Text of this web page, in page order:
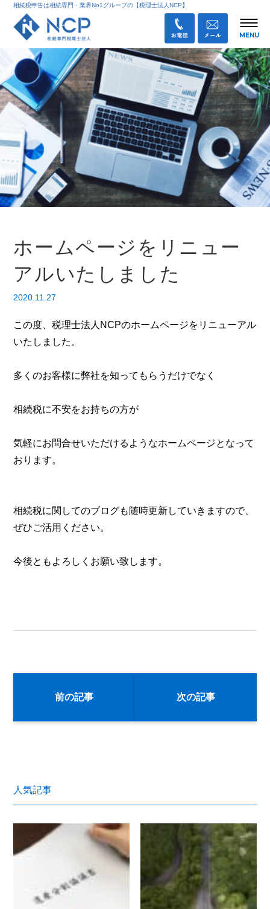
相続税申告は相続専門・業界No1グループの【税理士法人NCP】
ホームページをリニュー
アルいたしました
2020.11.27
この度、税理士法人NCPのホームページをリニューアル
いたしました。
多くのお客様に弊社を知ってもらうだけでなく
相続税に不安をお持ちの方が
気軽にお問合せいただけるようなホームページとなって
おります。
相続税に関してのブログも随時更新していきますので、
ぜひご活用ください。
今後ともよろしくお願い致します。
前の記事 次の記事
人気記事